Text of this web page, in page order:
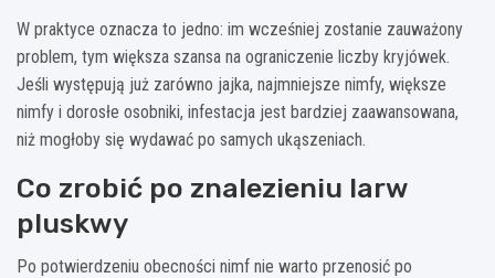
W praktyce oznacza to jedno: im wcześniej zostanie zauważony
problem, tym większa szansa na ograniczenie liczby kryjówek.
Jeśli występują już zarówno jajka, najmniejsze nimfy, większe
nimfy i dorosłe osobniki, infestacja jest bardziej zaawansowana,
niż mogłoby się wydawać po samych ukąszeniach.
Co zrobić po znalezieniu larw
pluskwy
Po potwierdzeniu obecności nimf nie warto przenosić po